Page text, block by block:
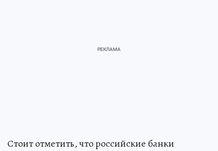
Стоит отметить, что российские банки